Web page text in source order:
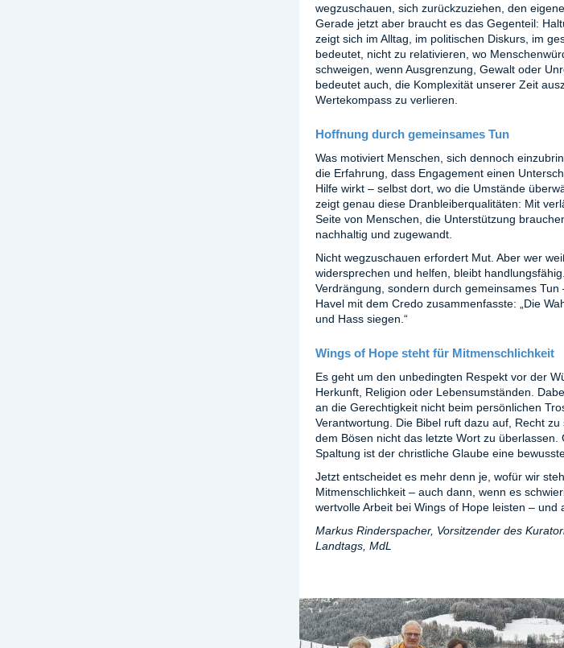
wegzuschauen, sich zurückzuziehen, den
Gerade jetzt aber braucht es das Gegenteil:
zeigt sich im Alltag, im politischen Diskurs, im
bedeutet, nicht zu relativieren, wo
schweigen, wenn Ausgrenzung, Gewalt oder
bedeutet auch, die Komplexität unserer Zeit
Wertekompass zu verlieren.
Hoffnung durch gemeinsames Tun
Was motiviert Menschen, sich dennoch
die Erfahrung, dass Engagement einen
Hilfe wirkt – selbst dort, wo die Umstände
zeigt genau diese Dranbleiberqualitäten: Mit
Seite von Menschen, die Unterstützung
nachhaltig und zugewandt.
Nicht wegzuschauen erfordert Mut. Aber wer
widersprechen und helfen, bleibt
Verdrängung, sondern durch gemeinsames
Havel mit dem Credo zusammenfasste: „Die
und Hass siegen.“
Wings of Hope steht für Mitmenschlichkeit
Es geht um den unbedingten Respekt vor der
Herkunft, Religion oder Lebensumständen.
an die Gerechtigkeit nicht beim persönlichen
Verantwortung. Die Bibel ruft dazu auf, Recht
dem Bösen nicht das letzte Wort zu
Spaltung ist der christliche Glaube eine
Jetzt entscheidet es mehr denn je, wofür wir
Mitmenschlichkeit – auch dann, wenn es
wertvolle Arbeit bei Wings of Hope leisten – und
Markus Rinderspacher, Vorsitzender des
Landtags, MdL